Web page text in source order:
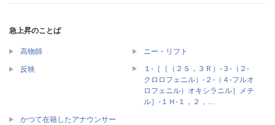
急上昇のことば
高物師 ニー・リフト
反映
１‐［［（２Ｓ，３Ｒ）‐３‐（２‐
クロロフェニル）‐２‐（４‐フルオ
ロフェニル）オキシラニル］メチ
ル］‐１Ｈ‐１，２，…
かつて在籍したアナウンサー